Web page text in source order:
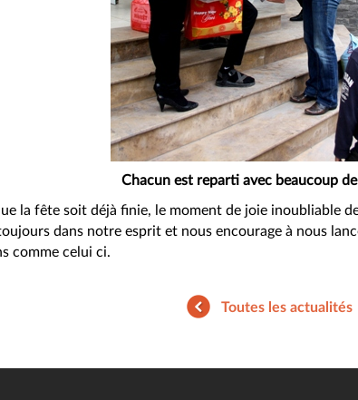
Chacun est reparti avec beaucoup
la fête soit déjà finie, le moment de joie inoubliable
dans notre esprit et nous encourage à nous
comme celui ci.
Toutes les actualités